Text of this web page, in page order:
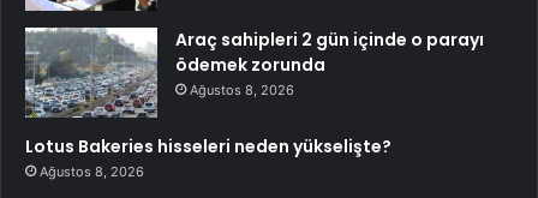
Araç sahipleri 2 gün içinde o parayı
ödemek zorunda
Ağustos 8, 2026
Lotus Bakeries hisseleri neden yükselişte?
Ağustos 8, 2026